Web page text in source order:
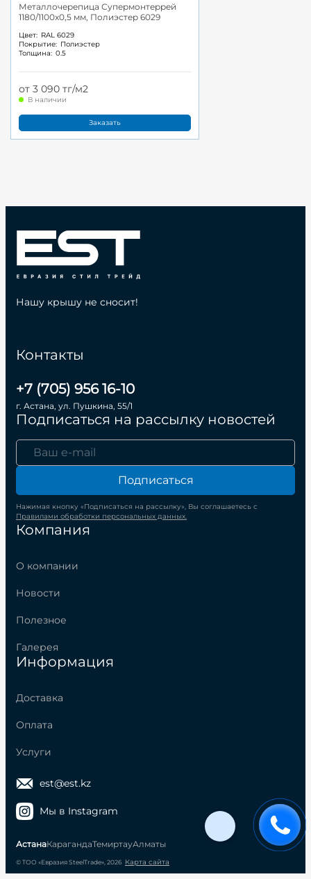
Металлочерепица Супермонтеррей
1180/1100x0,5 мм, Полиэстер 6029
Цвет: RAL 6029
Покрытие: Полиэстер
Толщина: 0.5
от 3 090 тг/м2
В наличии
Заказать
Компания
О компании
Новости
Полезное
Галерея
Информация
Доставка
Оплата
Услуги
Контакты
+7 (705) 956 16-10
г. Астана, ул. Пушкина, 55/1
Подписаться на рассылку новостей
Подписаться
Нажимая кнопку «Подписаться на рассылку», Вы соглашаетесь с
Правилами обработки персональных данных.
Нашу крышу не сносит!
est@est.kz
Мы в Instagram
АстанаКарагандаТемиртауАлматы
© ТОО «Евразия SteelTrade», 2026 Карта сайта